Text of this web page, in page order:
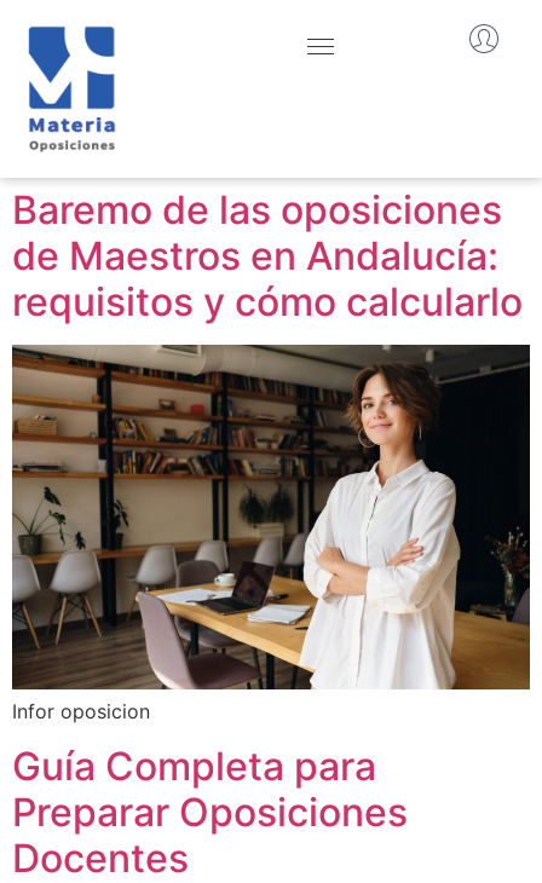
Baremo de las oposiciones
de Maestros en Andalucía:
requisitos y cómo calcularlo
Infor oposicion
Guía Completa para
Preparar Oposiciones
Docentes